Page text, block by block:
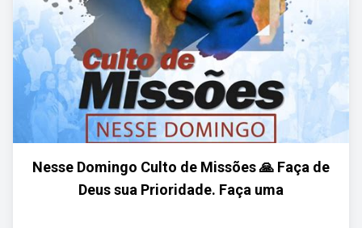
Nesse Domingo Culto de Missões 🙏 Faça de
Deus sua Prioridade. Faça uma